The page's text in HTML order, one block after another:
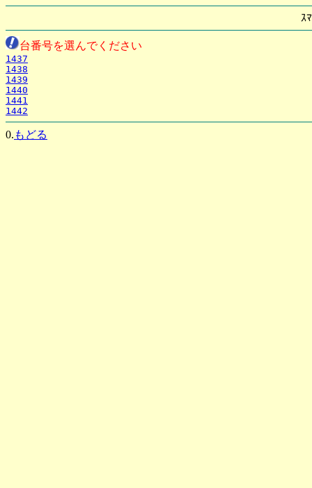
ｽ
台番号を選んでください
1437
1438
1439
1440
1441
1442
0. もどる